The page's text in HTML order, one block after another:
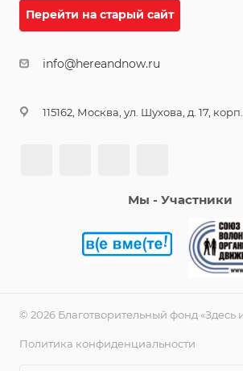
Перейти на старый сайт
info@hereandnow.ru
115162, Москва, ул. Шухова, д. 17,
Мы - Участники
© 2026 Благотворительный фонд «Здесь
Политика конфиденциальности